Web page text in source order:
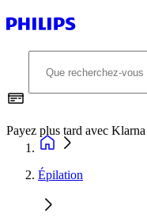
Payez plus tard avec Klarna
Épilation